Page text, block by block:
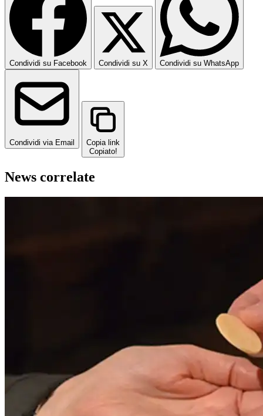
Condividi su Facebook Condividi su X Condividi su WhatsApp
Condividi via Email
Copia link
Copiato!
News correlate